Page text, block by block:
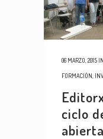
06 MARZO, 2015 IN
FORMACIÓN
ciclo